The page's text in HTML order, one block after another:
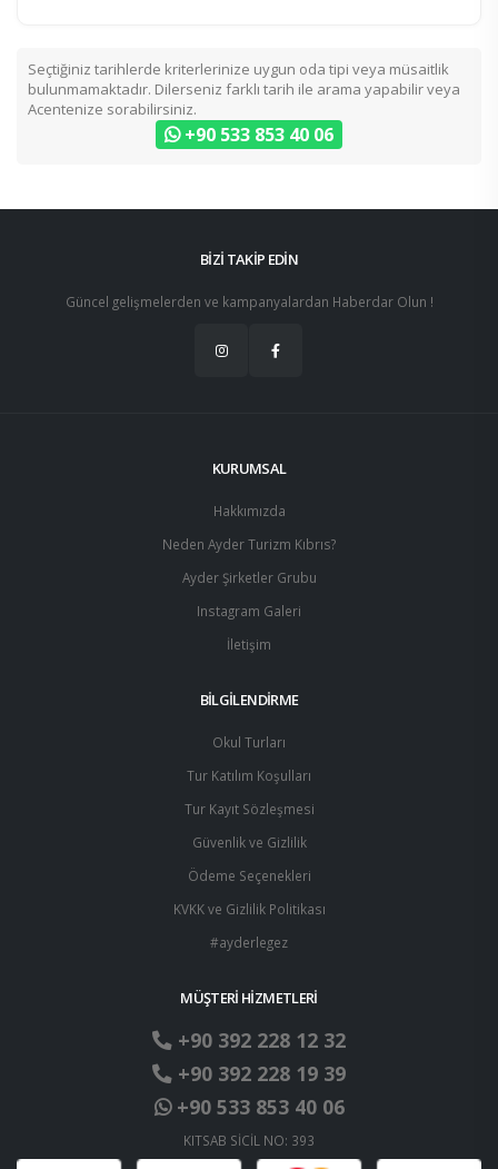
Seçtiğiniz tarihlerde kriterlerinize uygun oda tipi veya müsaitlik
bulunmamaktadır. Dilerseniz farklı tarih ile arama yapabilir veya
Acentenize sorabilirsiniz.
+90 533 853 40 06
BİZİ TAKİP EDİN
Güncel gelişmelerden ve kampanyalardan Haberdar Olun !
KURUMSAL
Hakkımızda
Neden Ayder Turizm Kıbrıs?
Ayder Şirketler Grubu
Instagram Galeri
İletişim
BİLGİLENDİRME
Okul Turları
Tur Katılım Koşulları
Tur Kayıt Sözleşmesi
Güvenlik ve Gizlilik
Ödeme Seçenekleri
KVKK ve Gizlilik Politikası
#ayderlegez
MÜŞTERİ HİZMETLERİ
+90 392 228 12 32
+90 392 228 19 39
+90 533 853 40 06
KITSAB SİCİL NO: 393